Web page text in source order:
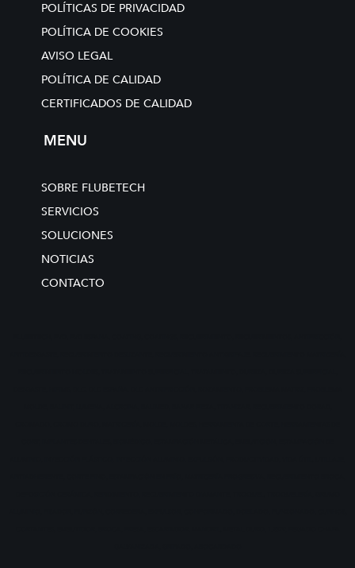
MENU
SOBRE FLUBETECH
SERVICIOS
SOLUCIONES
NOTICIAS
CONTACTO
POLÍTICAS DE PRIVACIDAD
POLÍTICA DE COOKIES
AVISO LEGAL
POLÍTICA DE CALIDAD
CERTIFICADOS DE CALIDAD
n
e
k
r
t